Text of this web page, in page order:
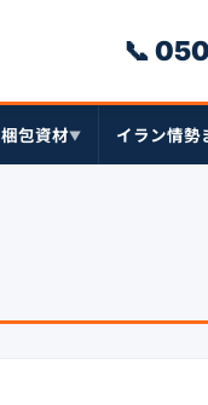
📞
梱包資材▼ イラン情勢